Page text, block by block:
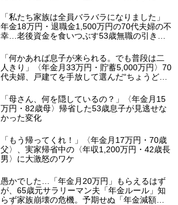
額に唖然「何かの間違いでは？」
「私たち家族は全員バラバラになりました」
年金18万円・退職金1,500万円の70代夫婦の不
幸…老後資金を食いつぶす53歳無職の引きこ
「何かあれば息子が来られる。でも普段は二
人きり」〈年金月33万円・貯蓄5,000万円〉70
代夫婦、戸建てを手放して選んだ“ちょうどい
「母さん、何を隠しているの？」〈年金月15
万円・82歳母〉帰省した53歳息子が見逃せな
かった変化
「もう帰ってくれ！」〈年金月17万円・70歳
父〉、実家帰省中の〈年収1,200万円・42歳長
男〉に大激怒のワケ
愚かでした…「年金月20万円」もらえるはず
が、65歳元サラリーマン夫「年金ルール」知
らず家族崩壊の危機。予期せぬ「年金減額」5